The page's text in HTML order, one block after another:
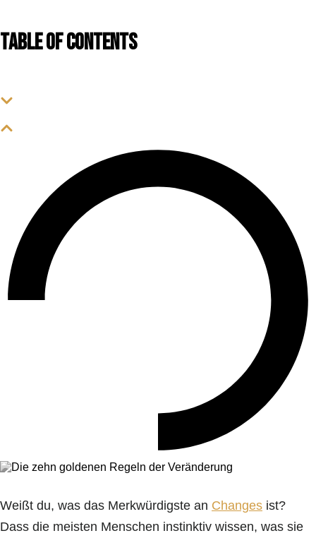
Table of contents
Weißt du, was das Merkwürdigste an Changes ist?
Dass die meisten Menschen instinktiv wissen, was sie